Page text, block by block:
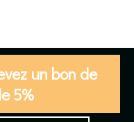
un bon de
5%